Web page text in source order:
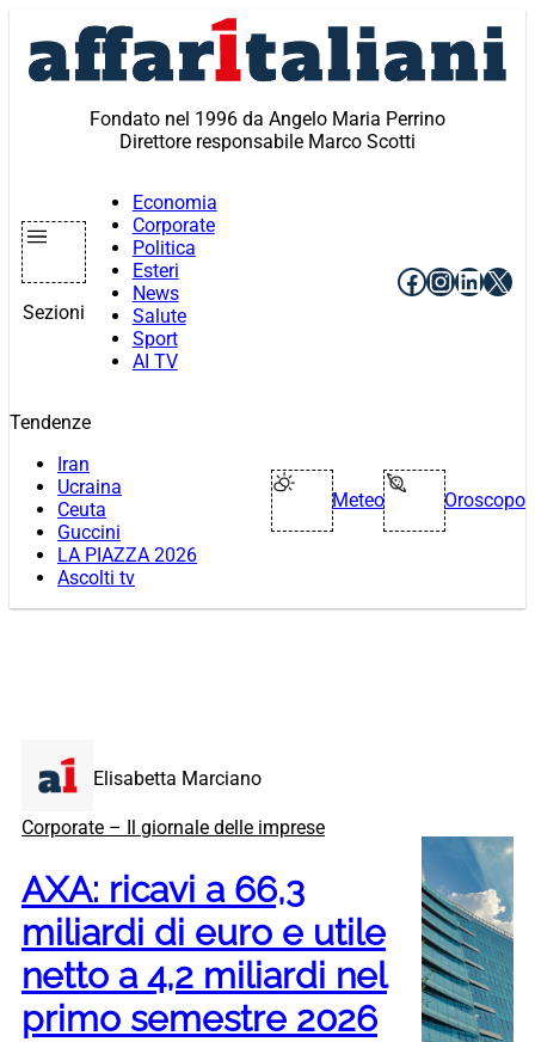
contenuto
Fondato nel 1996 da Angelo Maria Perrino
Direttore responsabile Marco Scotti
Sezioni
Economia
Corporate
Politica
Esteri
News
Salute
Sport
AI TV
Facebook
X
Tendenze
Iran
Ucraina
Ceuta
Guccini
LA PIAZZA 2026
Ascolti tv
Meteo Oroscopo
Elisabetta Marciano
Corporate – Il giornale delle imprese
AXA: ricavi a 66,3
miliardi di euro e utile
netto a 4,2 miliardi nel
primo semestre 2026